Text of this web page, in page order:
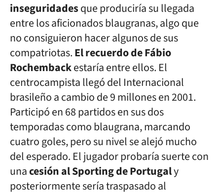
inseguridadesque produciría su llegada
entre los aficionados blaugranas, algo que
no consiguieron hacer algunos de sus
compatriotas.El recuerdo deFábio
Rochembackestaría entre ellos. El
centrocampista llegó del Internacional
brasileño a cambio de 9 millones en 2001.
Participó en 68 partidos en sus dos
temporadas como blaugrana, marcando
cuatro goles, pero su nivel se alejó mucho
del esperado. El jugador probaría suerte con
unacesión al Sporting de Portugaly
posteriormente sería traspasado al